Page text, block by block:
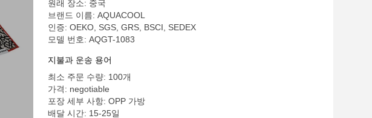
원래 장소: 중국
브랜드 이름: AQUACOOL
인증: OEKO, SGS, GRS, BSCI, SEDEX
모델 번호: AQGT-1083
지불과 운송 용어
최소 주문 수량: 100개
가격: negotiable
포장 세부 사항: OPP 가방
배달 시간: 15-25일